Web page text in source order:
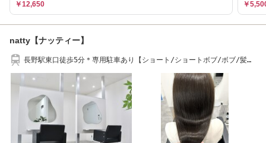
￥12,650 ￥
natty【ナッティー】
長野駅東口徒歩5分＊専用駐車あり【ショート/ショートボブ/ボブ/髪質